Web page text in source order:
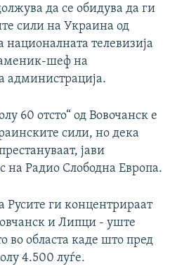
да се обидува да ги
сили на Украина од
националната телевизија
шеф на
администрација.
60 отсто“ од Вовочанск е
сили, но дека
јави
на Радио Слободна Европа.
Русите ги концентрираат
и Липци - уште
во областа каде што пред
4.500 луѓе.